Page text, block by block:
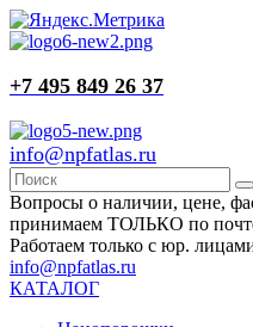
+7 495 849 26 37
info@npfatlas.ru
Вопросы о наличии, цене,
принимаем ТОЛЬКО по
Работаем только с юр.
info@npfatlas.ru
КАТАЛОГ